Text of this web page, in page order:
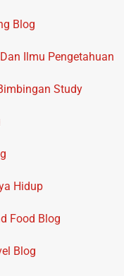
Blog
Ilmu Pengetahuan
Study
Hidup
Food Blog
Blog